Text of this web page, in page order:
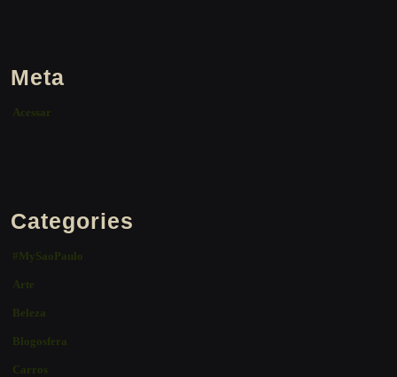
Meta
Acessar
Categories
#MySaoPaulo
Arte
Beleza
Blogosfera
Carros